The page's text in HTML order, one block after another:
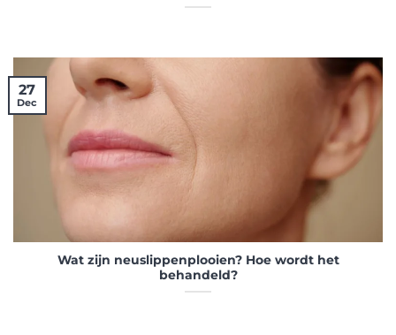
Wat zijn neuslippenplooien? Hoe wordt het
behandeld?
27
Dec